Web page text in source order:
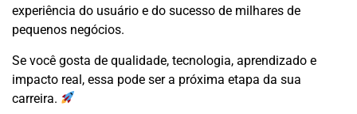
experiência do usuário e do sucesso de milhares de
pequenos negócios.
Se você gosta de qualidade, tecnologia, aprendizado e
impacto real, essa pode ser a próxima etapa da sua
carreira.